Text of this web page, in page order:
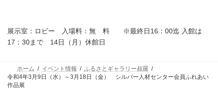
展示室：ロビー 入場料：無 料 ※最終日16：00迄 入館は
17：30まで 14日（月）休館日
ホーム イベント情報
ふるさとギャラリー叔羅
令和4年3月9日（水）～3月18日（金） シルバー人材センター会員ふれあい
作品展